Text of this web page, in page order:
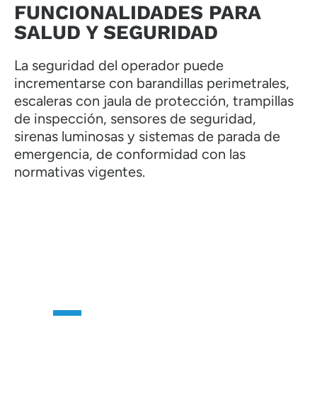
FUNCIONALIDADES PARA
SALUD Y SEGURIDAD
La seguridad del operador puede
incrementarse con barandillas perimetrales,
escaleras con jaula de protección, trampillas
de inspección, sensores de seguridad,
sirenas luminosas y sistemas de parada de
emergencia, de conformidad con las
normativas vigentes.